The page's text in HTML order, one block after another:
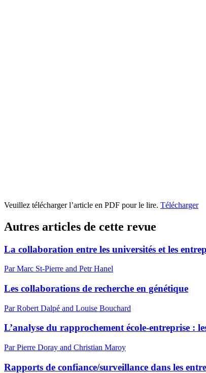
Veuillez télécharger l’article en PDF pour le lire. Télécharger
Autres articles de cette revue
La collaboration entre les universités et les
Par Marc St-Pierre and Petr Hanel
Les collaborations de recherche en génétique
Par Robert Dalpé and Louise Bouchard
L’analyse du rapprochement école-entreprise :
Par Pierre Doray and Christian Maroy
Rapports de confiance/surveillance dans les